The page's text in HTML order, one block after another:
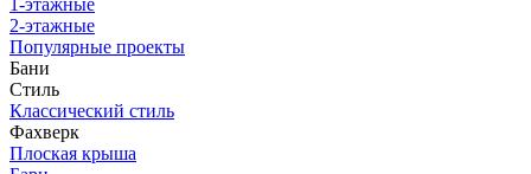
1-этажные
2-этажные
Популярные проекты
Бани
Стиль
Классический стиль
Фахверк
Плоская крыша